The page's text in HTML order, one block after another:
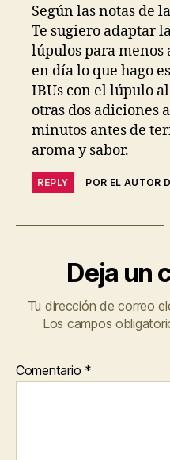
Según las notas de
Te sugiero adaptar
lúpulos para menos
en día lo que hago
IBUs con el lúpulo
otras dos adiciones
minutos antes de
aroma y sabor.
REPLY POR EL AUTOR
Deja un
Tu dirección de correo
Los campos
Comentario *